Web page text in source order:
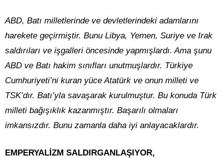
ABD, Batı milletlerinde ve devletlerindeki adamlarını
harekete geçirmiştir. Bunu Libya, Yemen, Suriye ve Irak
saldırıları ve işgalleri öncesinde yapmışlardı. Ama şunu
ABD ve Batı hakim sınıfları unutmuşlardır. Türkiye
Cumhuriyeti’ni kuran yüce Atatürk ve onun milleti ve
TSK’dır. Batı’yla savaşarak kurulmuştur. Bu konuda Türk
milleti bağışıklık kazanmıştır. Başarılı olmaları
imkansızdır. Bunu zamanla daha iyi anlayacaklardır.
EMPERYALİZM SALDIRGANLAŞIYOR,